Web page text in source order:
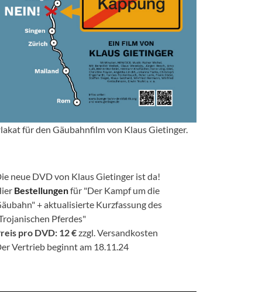
für den Gäubahnfilm von Klaus Gietinger.
neue DVD von Klaus Gietinger ist da!
Bestellungenfür "Der Kampf um die
+ aktualisierte Kurzfassung des
Pferdes"
pro DVD: 12 €zzgl. Versandkosten
Vertrieb beginnt am 18.11.24